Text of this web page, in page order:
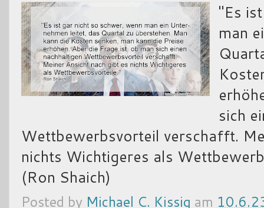
"Es
man
sich
Wettbewerbsvorteil verschafft.
nichts Wichtigeres als
(Ron Shaich)
Posted by Michael C. Kissig am